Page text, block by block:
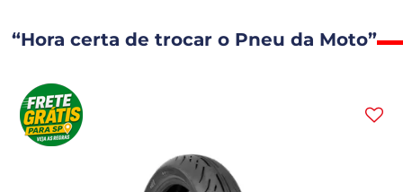
“Hora certa de trocar o Pneu da Moto”